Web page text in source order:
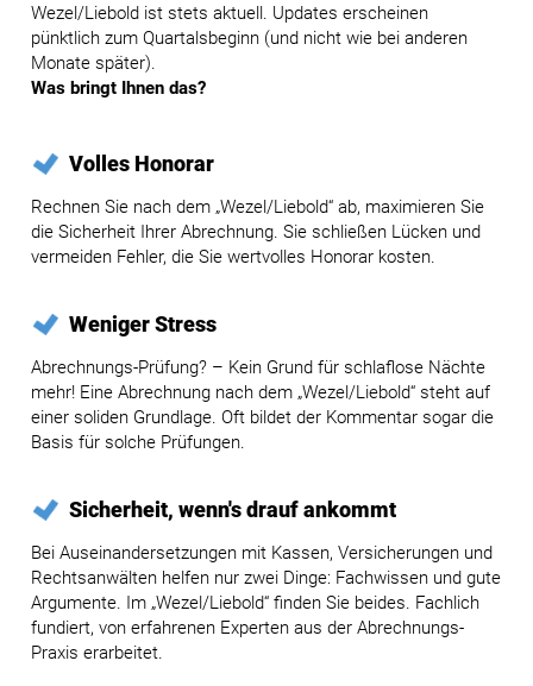
Wezel/Liebold ist stets aktuell. Updates erscheinen
pünktlich zum Quartalsbeginn (und nicht wie bei anderen
Monate später).
Was bringt Ihnen das?
Volles Honorar
Rechnen Sie nach dem „Wezel/Liebold“ ab, maximieren Sie
die Sicherheit Ihrer Abrechnung. Sie schließen Lücken und
vermeiden Fehler, die Sie wertvolles Honorar kosten.
Weniger Stress
Abrechnungs-Prüfung? – Kein Grund für schlaflose Nächte
mehr! Eine Abrechnung nach dem „Wezel/Liebold“ steht auf
einer soliden Grundlage. Oft bildet der Kommentar sogar die
Basis für solche Prüfungen.
Sicherheit, wenn's drauf ankommt
Bei Auseinandersetzungen mit Kassen, Versicherungen und
Rechtsanwälten helfen nur zwei Dinge: Fachwissen und gute
Argumente. Im „Wezel/Liebold“ finden Sie beides. Fachlich
fundiert, von erfahrenen Experten aus der Abrechnungs-
Praxis erarbeitet.